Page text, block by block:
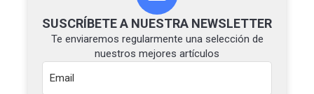
SUSCRÍBETE A NUESTRA NEWSLETTER
Te enviaremos regularmente una selección de
nuestros mejores artículos